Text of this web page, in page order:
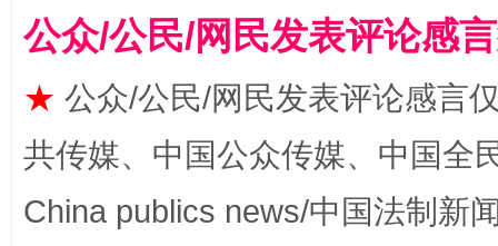
公众/公民/网民发表评论感
★ 公众/公民/网民发表评论感言
共传媒、中国公众传媒、中国全
China publics news/中国法制新